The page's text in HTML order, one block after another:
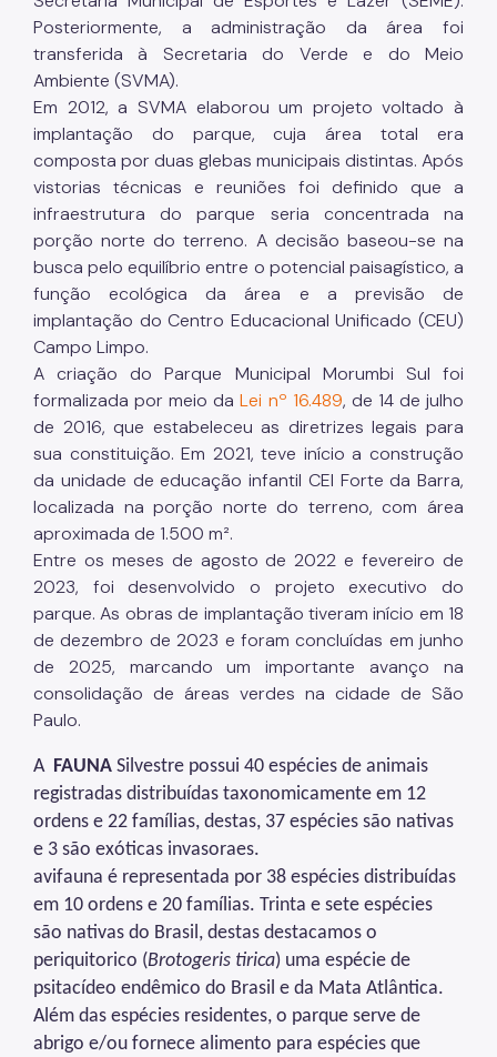
Posteriormente, a administração da área foi
transferida à Secretaria do Verde e do Meio
Ambiente (SVMA).
Em 2012, a SVMA elaborou um projeto voltado à
implantação do parque, cuja área total era
composta por duas glebas municipais distintas. Após
vistorias técnicas e reuniões foi definido que a
infraestrutura do parque seria concentrada na
porção norte do terreno. A decisão baseou-se na
busca pelo equilíbrio entre o potencial paisagístico, a
função ecológica da área e a previsão de
implantação do Centro Educacional Unificado (CEU)
Campo Limpo.
A criação do Parque Municipal Morumbi Sul foi
formalizada por meio daLei nº 16.489, de 14 de julho
de 2016, que estabeleceu as diretrizes legais para
sua constituição. Em 2021, teve início a construção
da unidade de educação infantil CEI Forte da Barra,
localizada na porção norte do terreno, com área
aproximada de 1.500 m².
Entre os meses de agosto de 2022 e fevereiro de
2023, foi desenvolvido o projeto executivo do
parque. As obras de implantação tiveram início em 18
de dezembro de 2023 e foram concluídas em junho
de 2025, marcando um importante avanço na
consolidação de áreas verdes na cidade de São
Paulo.
A FAUNA Silvestre possui 40 espécies de animais
registradas distribuídas taxonomicamente em 12
ordens e 22 famílias, destas, 37 espécies são nativas
e 3 são exóticas invasoraes.
avifauna é representada por 38 espécies distribuídas
em 10 ordens e 20 famílias. Trinta e sete espécies
são nativas do Brasil, destas destacamos o
periquitorico (Brotogeris tirica) uma espécie de
psitacídeo endêmico do Brasil e da Mata Atlântica.
Além das espécies residentes, o parque serve de
abrigo e/ou fornece alimento para espécies que